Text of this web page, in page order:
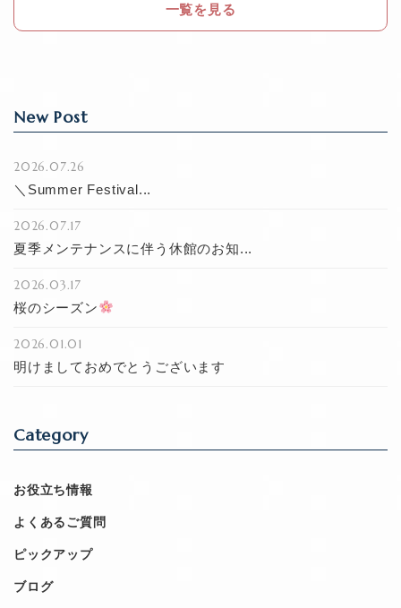
k
一覧を見る
New Post
2026.07.26
＼Summer Festival...
2026.07.17
夏季メンテナンスに伴う休館のお知...
2026.03.17
桜のシーズン
2026.01.01
明けましておめでとうございます
Category
お役立ち情報
よくあるご質問
ピックアップ
ブログ